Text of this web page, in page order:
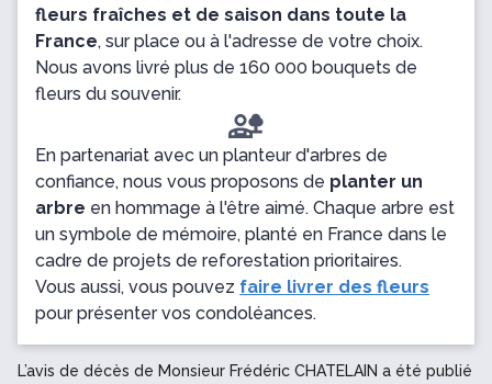
fleurs fraîches et de saison dans toute la
France, sur place ou à l'adresse de votre choix.
Nous avons livré plus de 160 000 bouquets de
fleurs du souvenir.
En partenariat avec un planteur d'arbres de
confiance, nous vous proposons de planter un
arbre en hommage à l'être aimé. Chaque arbre est
un symbole de mémoire, planté en France dans le
cadre de projets de reforestation prioritaires.
Vous aussi, vous pouvez faire livrer des fleurs
pour présenter vos condoléances.
L’avis de décès de Monsieur Frédéric CHATELAIN a été publié